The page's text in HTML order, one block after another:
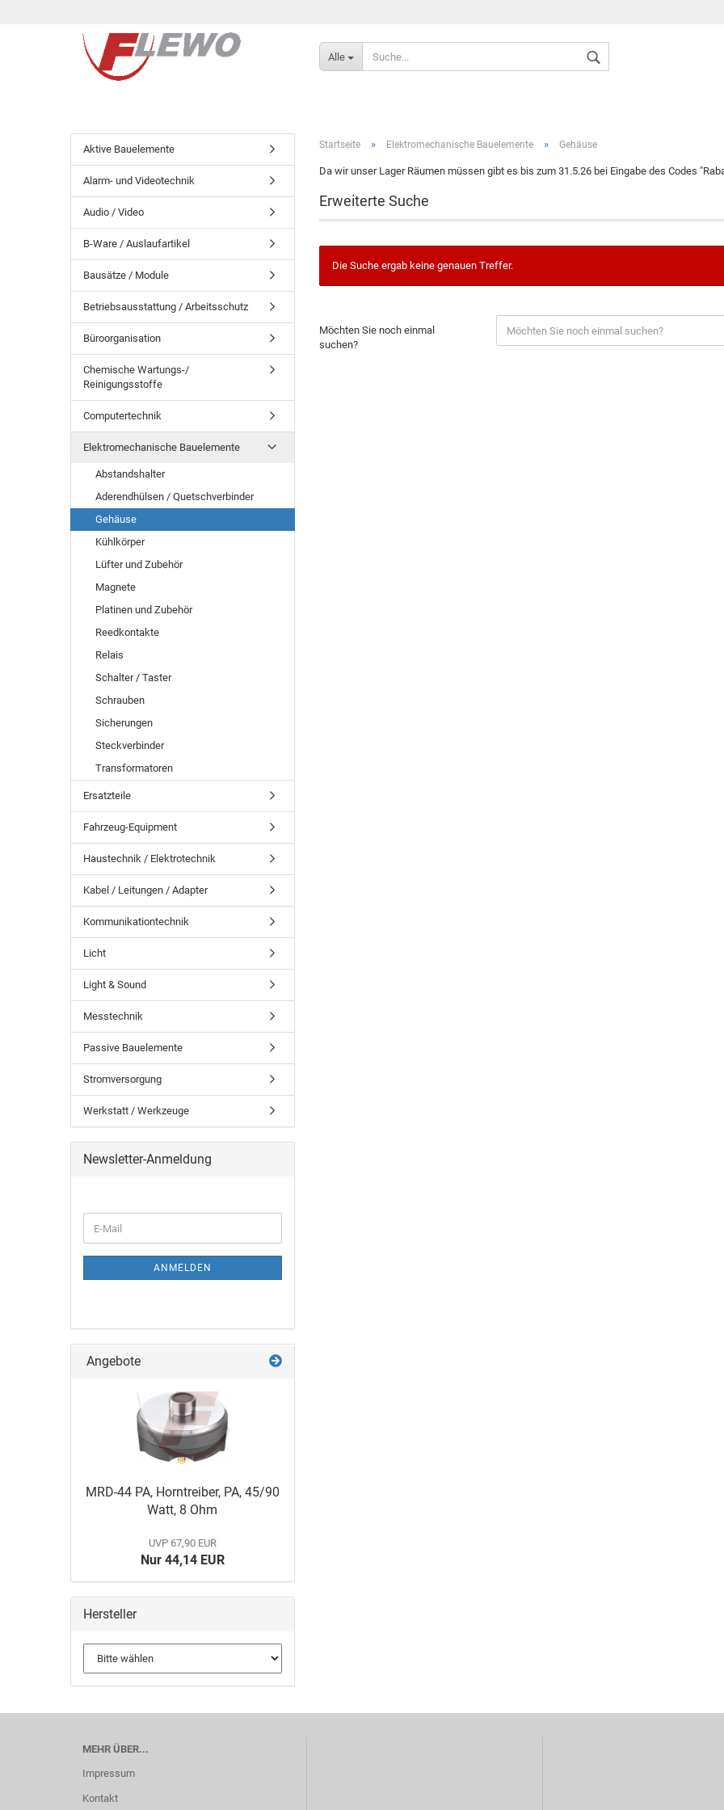
Alle
Startseite » Elektromechanische Bauelemente » Gehäuse
Da wir unser Lager Räumen müssen gibt es bis zum 31.5.26 bei Eingabe des Codes
Erweiterte Suche
Die Suche ergab keine genauen Treffer.
Möchten Sie noch einmal
suchen?
Aktive Bauelemente
Alarm- und Videotechnik
Audio / Video
B-Ware / Auslaufartikel
Bausätze / Module
Betriebsausstattung / Arbeitsschutz
Büroorganisation
Chemische Wartungs-/
Reinigungsstoffe
Computertechnik
Elektromechanische Bauelemente
Abstandshalter
Aderendhülsen / Quetschverbinder
Gehäuse
Kühlkörper
Lüfter und Zubehör
Magnete
Platinen und Zubehör
Reedkontakte
Relais
Schalter / Taster
Schrauben
Sicherungen
Steckverbinder
Transformatoren
Ersatzteile
Fahrzeug-Equipment
Haustechnik / Elektrotechnik
Kabel / Leitungen / Adapter
Kommunikationtechnik
Licht
Light & Sound
Messtechnik
Passive Bauelemente
Stromversorgung
Werkstatt / Werkzeuge
Newsletter-Anmeldung
ANMELDEN
Angebote
MRD-44 PA, Horntreiber, PA, 45/90
Watt, 8 Ohm
UVP 67,90 EUR
Nur 44,14 EUR
Hersteller
MEHR ÜBER...
Impressum
Kontakt